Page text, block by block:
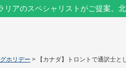
アのスペシャリストがご提案。
ホリデー > 【カナダ】トロントで通訳士と